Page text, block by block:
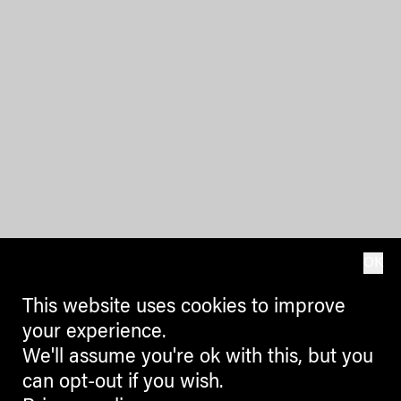
This website uses cookies to improve
your experience.
We'll assume you're ok with this, but you
can opt-out if you wish.